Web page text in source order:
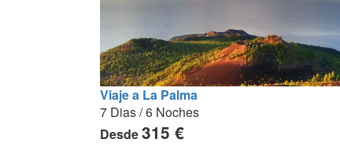
Viaje a La Palma
7 Dias / 6 Noches
Desde315 €